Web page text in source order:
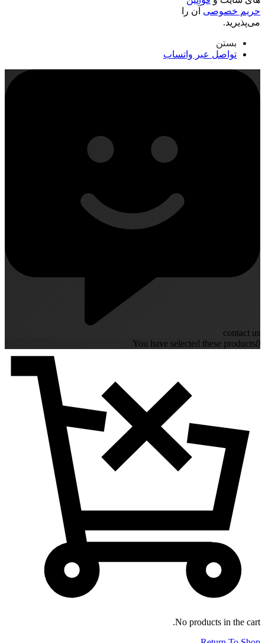
حریم خصوصی آن را
می‌پذیرید.
بستن
تواصل عبر واتساب
contact us
You have selected these products0
No products in the cart.